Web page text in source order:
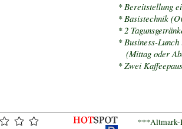
* Bereitstellung
* Basistechnik
* 2
* Business-
(Mittag oder
* Zwei
***Altmark-